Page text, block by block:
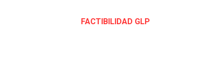
FACTIBILIDAD GLP